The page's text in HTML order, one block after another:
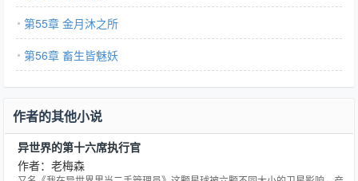
第55章 金月沐之所
第56章 畜生皆魅妖
作者的其他小说
异世界的第十六席执行官
作者：老梅森